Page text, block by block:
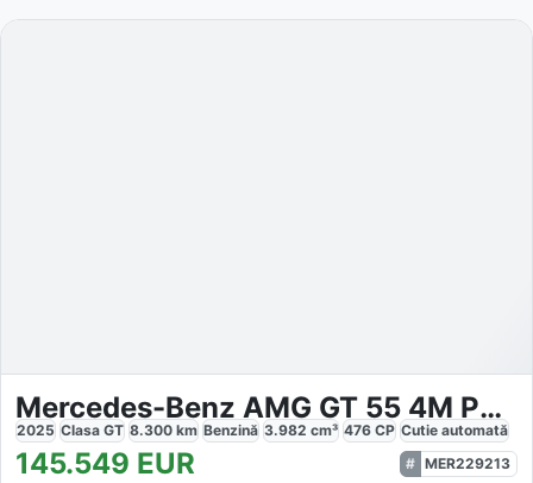
Mercedes-Benz AMG GT 55 4M PREMIUM
2025 Clasa GT 8.300 km Benzină 3.982 cm³ 476 CP Cutie automată
145.549 EUR
MER229213